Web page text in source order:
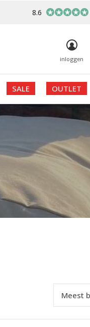
SALE OUTLET
inloggen
8.6